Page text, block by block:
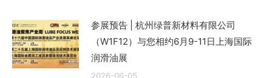
参展预告 | 杭州绿普新材料有限公司
（W1F12）与您相约6月9-11日上海国际
润滑油展
2026-06-05